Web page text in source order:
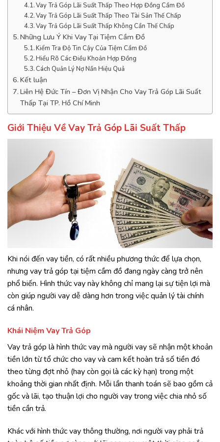
Vay Trả Góp Lãi Suất Thấp Theo Hợp Đồng Cầm Đồ
Vay Trả Góp Lãi Suất Thấp Theo Tài Sản Thế Chấp
Vay Trả Góp Lãi Suất Thấp Không Cần Thế Chấp
Những Lưu Ý Khi Vay Tại Tiệm Cầm Đồ
Kiểm Tra Độ Tin Cậy Của Tiệm Cầm Đồ
Hiểu Rõ Các Điều Khoản Hợp Đồng
Cách Quản Lý Nợ Nần Hiệu Quả
Kết luận
Liên Hệ Đức Tín – Đơn Vị Nhận Cho Vay Trả Góp Lãi Suất
Thấp Tại TP. Hồ Chí Minh
Giới Thiệu Về Vay Trả Góp Lãi Suất Thấp
Khi nói đến vay tiền, có rất nhiều phương thức để lựa chọn,
nhưng vay trả góp tại tiệm cầm đồ đang ngày càng trở nên
phổ biến. Hình thức vay này không chỉ mang lại sự tiện lợi mà
còn giúp người vay dễ dàng hơn trong việc quản lý tài chính
cá nhân.
Khái Niệm Vay Trả Góp
Vay trả góp là hình thức vay mà người vay sẽ nhận một khoản
tiền lớn từ tổ chức cho vay và cam kết hoàn trả số tiền đó
theo từng đợt nhỏ (hay còn gọi là các kỳ hạn) trong một
khoảng thời gian nhất định. Mỗi lần thanh toán sẽ bao gồm cả
gốc và lãi, tạo thuận lợi cho người vay trong việc chia nhỏ số
tiền cần trả.
Khác với hình thức vay thông thường, nơi người vay phải trả